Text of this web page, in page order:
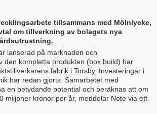
tillsammans med Mölnlycke,
om tillverkning av bolagets nya
lanserad på marknaden och
den kompletta produkten (box build) har
fabrik i Torsby. Investeringar i
har redan gjorts. Samarbetet med
en betydande potential och beräknas att om
miljoner kronor per år, meddelar Note via ett